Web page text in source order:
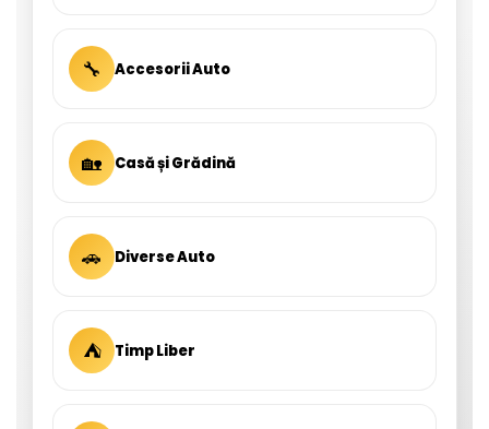
🔧 Accesorii Auto
🏡 Casă și Grădină
🚗 Diverse Auto
⛺ Timp Liber